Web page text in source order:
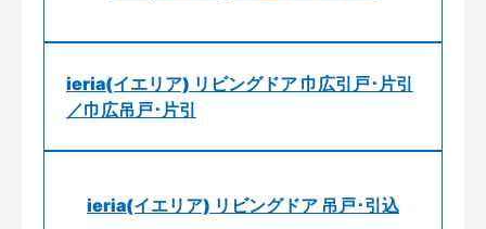
ieria(イエリア) リビングドア 巾広引戸･片引
／巾広吊戸･片引
ieria(イエリア) リビングドア 吊戸･引込